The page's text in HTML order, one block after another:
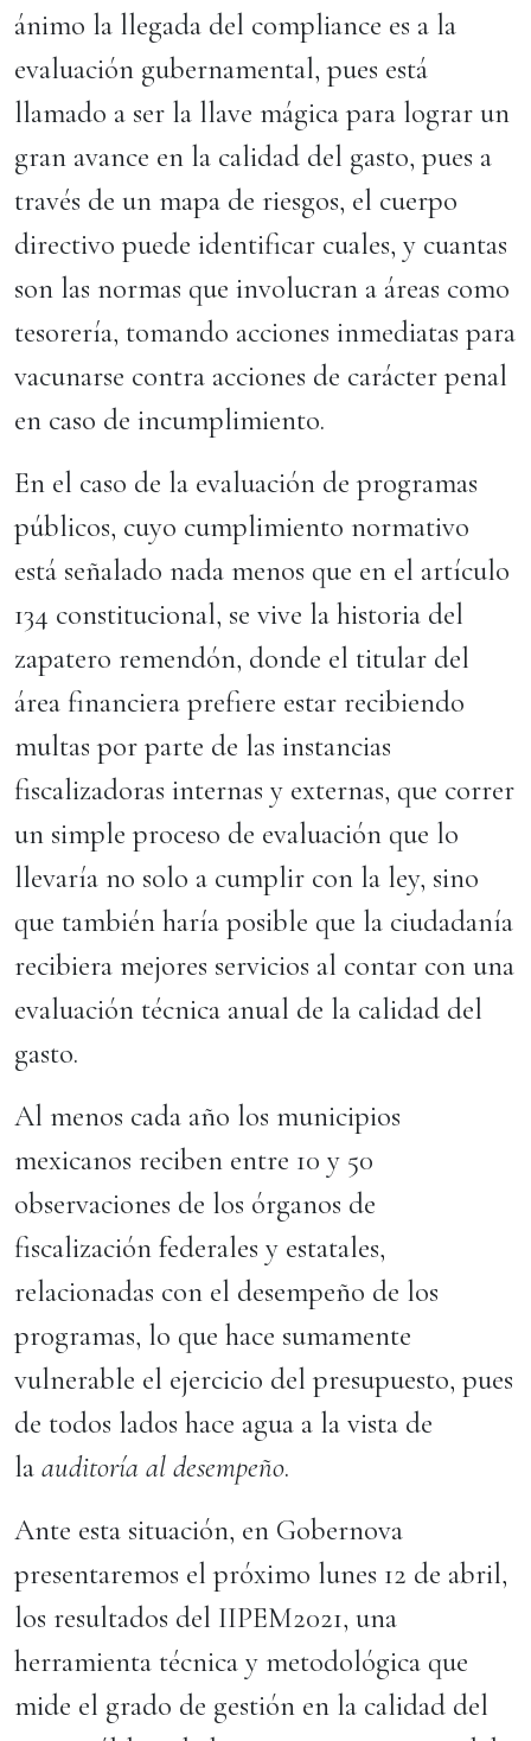
ánimo la llegada del compliance es a la
evaluación gubernamental, pues está
llamado a ser la llave mágica para lograr un
gran avance en la calidad del gasto, pues a
través de un mapa de riesgos, el cuerpo
directivo puede identificar cuales, y cuantas
son las normas que involucran a áreas como
tesorería, tomando acciones inmediatas para
vacunarse contra acciones de carácter penal
en caso de incumplimiento.
En el caso de la evaluación de programas
públicos, cuyo cumplimiento normativo
está señalado nada menos que en el artículo
134 constitucional, se vive la historia del
zapatero remendón, donde el titular del
área financiera prefiere estar recibiendo
multas por parte de las instancias
fiscalizadoras internas y externas, que correr
un simple proceso de evaluación que lo
llevaría no solo a cumplir con la ley, sino
que también haría posible que la ciudadanía
recibiera mejores servicios al contar con una
evaluación técnica anual de la calidad del
gasto.
Al menos cada año los municipios
mexicanos reciben entre 10 y 50
observaciones de los órganos de
fiscalización federales y estatales,
relacionadas con el desempeño de los
programas, lo que hace sumamente
vulnerable el ejercicio del presupuesto, pues
de todos lados hace agua a la vista de
la auditoría al desempeño.
Ante esta situación, en Gobernova
presentaremos el próximo lunes 12 de abril,
los resultados del IIPEM2021, una
herramienta técnica y metodológica que
mide el grado de gestión en la calidad del